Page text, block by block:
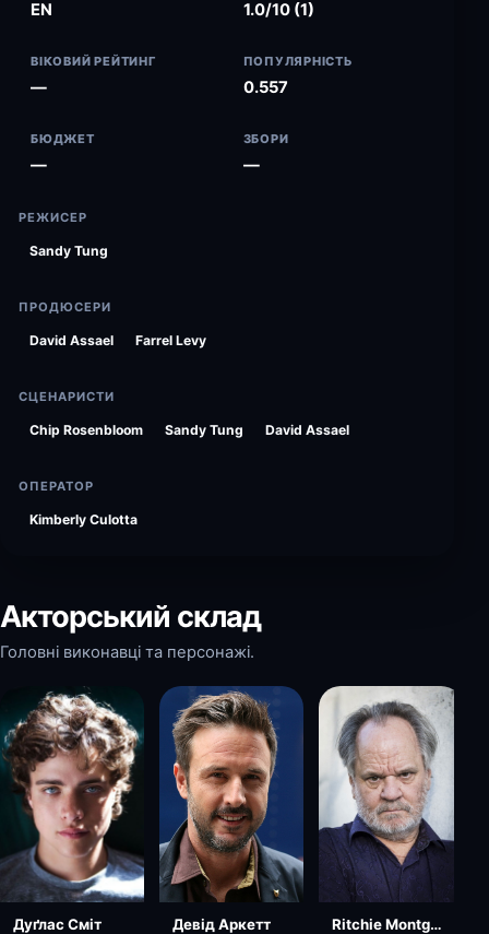
EN 1.0/10 (1)
ВІКОВИЙ РЕЙТИНГ
—
ПОПУЛЯРНІСТЬ
0.557
БЮДЖЕТ
—
ЗБОРИ
—
РЕЖИСЕР
Sandy Tung
ПРОДЮСЕРИ
David Assael Farrel Levy
СЦЕНАРИСТИ
Chip Rosenbloom Sandy Tung David Assael
ОПЕРАТОР
Kimberly Culotta
Акторський склад
Головні виконавці та персонажі.
Дуґлас Сміт Девід Аркетт Ritchie Montgomery